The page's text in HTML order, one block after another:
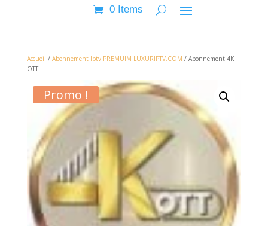
0 Items
Accueil / Abonnement Iptv PREMUIM LUXURIPTV.COM / Abonnement 4K
OTT
Promo !